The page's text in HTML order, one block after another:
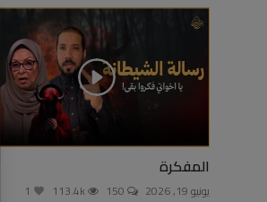
المفكرة
يونيو 19, 2026